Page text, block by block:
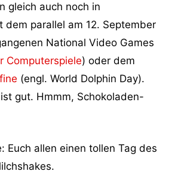
gleich auch noch in
dem parallel am 12. September
National Video Games
Computerspiele) oder dem
(engl. World Dolphin Day).
gut. Hmmm, Schokoladen-
Euch allen einen tollen Tag des